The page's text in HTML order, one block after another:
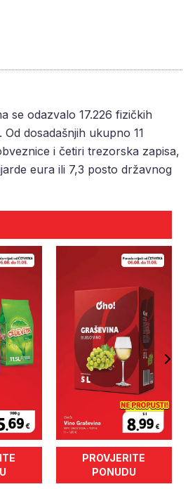
se odazvalo 17.226 fizičkih
dosadašnjih ukupno 11
i četiri trezorska zapisa,
eura ili 7,3 posto državnog
PROVJERITE
PONUDU